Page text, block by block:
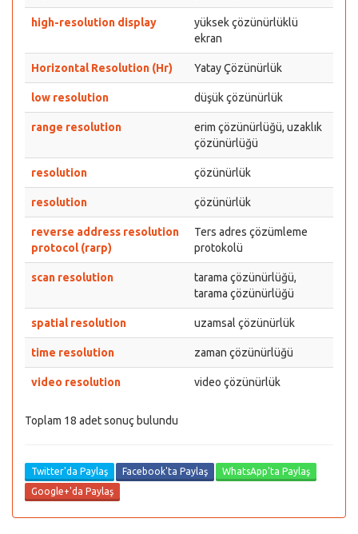
high-resolution display
yüksek çözünürlüklü
ekran
Horizontal Resolution (Hr) Yatay Çözünürlük
low resolution düşük çözünürlük
range resolution
erim çözünürlüğü, uzaklık
çözünürlüğü
resolution çözünürlük
resolution çözünürlük
reverse address resolution
protocol (rarp)
Ters adres çözümleme
protokolü
scan resolution
tarama çözünürlüğü,
tarama çözünürlüğü
spatial resolution uzamsal çözünürlük
time resolution zaman çözünürlüğü
video resolution video çözünürlük
Toplam 18 adet sonuç bulundu
Twitter'da Paylaş Facebook'ta Paylaş
WhatsApp'ta Paylaş
Google+'da Paylaş